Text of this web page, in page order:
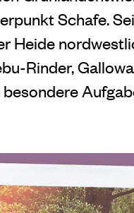
Schafe.
Heide
Rinder,